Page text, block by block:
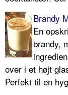
Brandy
En
brandy,
over i et højt
Perfekt til en